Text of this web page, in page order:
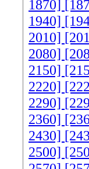
1870]
1940]
2010]
2080]
2150]
2220]
2290]
2360]
2430]
2500]